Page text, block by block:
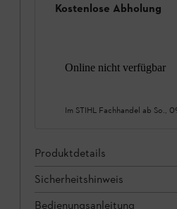
Kostenlose Abholung
Online nicht verfügbar
Im STIHL Fachhandel ab So.,
Produktdetails
Sicherheitshinweis
Bedienungsanleitung